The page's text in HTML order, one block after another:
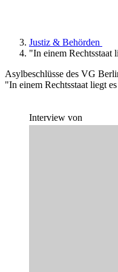
Justiz & Behörden
"In einem Rechtsstaat
Asylbeschlüsse des VG
"In einem Rechtsstaat liegt
Interview von